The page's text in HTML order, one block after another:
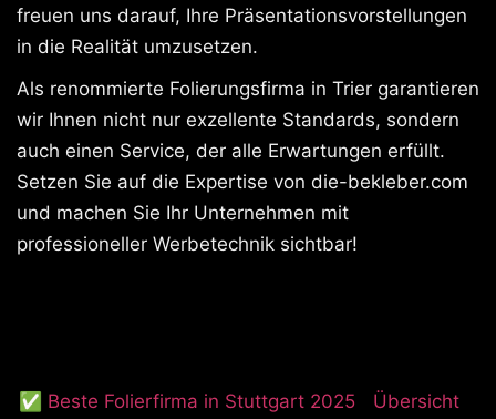
freuen uns darauf, Ihre Präsentationsvorstellungen
in die Realität umzusetzen.
Als renommierte Folierungsfirma in Trier garantieren
wir Ihnen nicht nur exzellente Standards, sondern
auch einen Service, der alle Erwartungen erfüllt.
Setzen Sie auf die Expertise von die-bekleber.com
und machen Sie Ihr Unternehmen mit
professioneller Werbetechnik sichtbar!
✅ Beste Folierfirma in Stuttgart 2025
Übersicht